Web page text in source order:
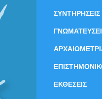
ΣΥΝΤΗΡΗΣΕΙΣ
ΕΚΘΕΣΕΙΣ